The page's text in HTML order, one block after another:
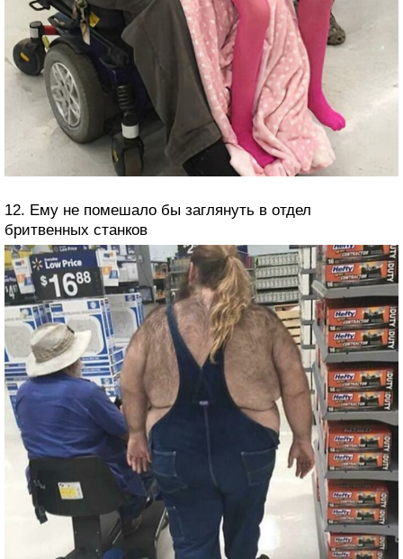
12. Ему не помешало бы заглянуть в отдел
бритвенных станков